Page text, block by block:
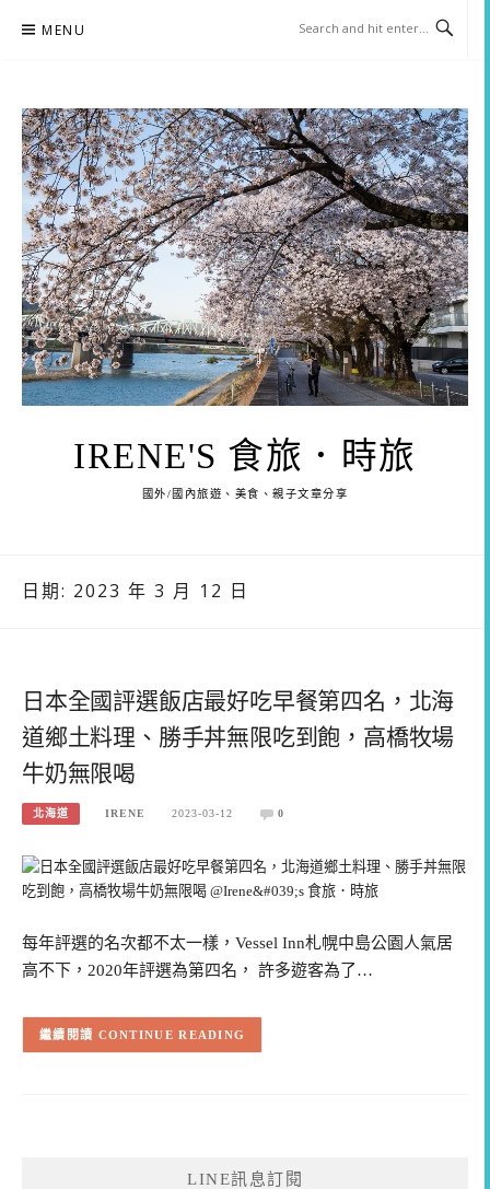
MENU
IRENE'S 食旅．時旅
國外/國內旅遊、美食、親子文章分享
日期: 2023 年 3 月 12 日
日本全國評選飯店最好吃早餐第四名，北海
道鄉土料理、勝手丼無限吃到飽，高橋牧場
牛奶無限喝
北海道 IRENE 2023-03-12 0
每年評選的名次都不太一樣，Vessel Inn札幌中島公園人氣居
高不下，2020年評選為第四名， 許多遊客為了…
CONTINUE READING
LINE訊息訂閱